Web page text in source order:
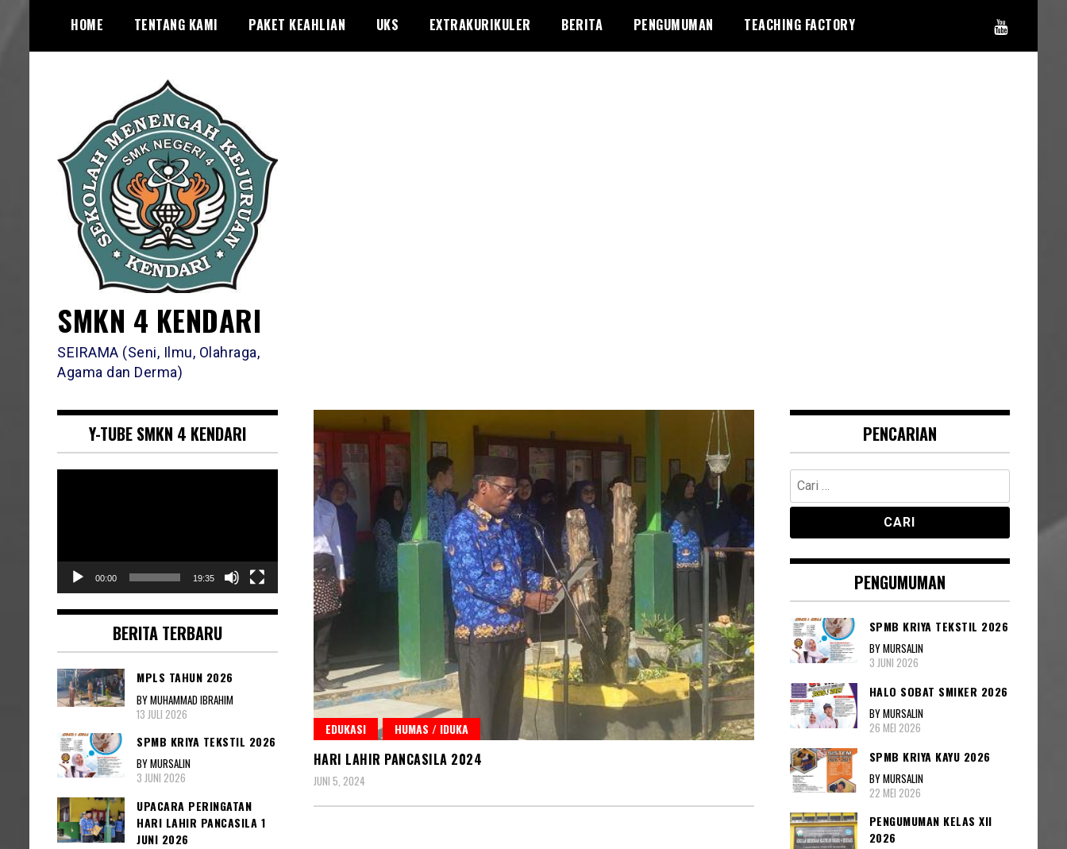
content
HOME TENTANG KAMI PAKET KEAHLIAN UKS EXTRAKURIKULER BERITA PENGUMUMAN TEACHING FACTORY
SMKN 4 KENDARI
SEIRAMA (Seni, Ilmu, Olahraga,
Agama dan Derma)
EDUKASI HUMAS / IDUKA
HARI LAHIR PANCASILA 2024
JUNI 5, 2024
Y-TUBE SMKN 4 KENDARI
00:00 19:35
BERITA TERBARU
MPLS TAHUN 2026
BY MUHAMMAD IBRAHIM
13 JULI 2026
SPMB KRIYA TEKSTIL 2026
BY MURSALIN
3 JUNI 2026
UPACARA PERINGATAN
HARI LAHIR PANCASILA 1
JUNI 2026
PENCARIAN
Cari
untuk:
PENGUMUMAN
SPMB KRIYA TEKSTIL 2026
BY MURSALIN
3 JUNI 2026
HALO SOBAT SMIKER 2026
BY MURSALIN
26 MEI 2026
SPMB KRIYA KAYU 2026
BY MURSALIN
22 MEI 2026
PENGUMUMAN KELAS XII
2026